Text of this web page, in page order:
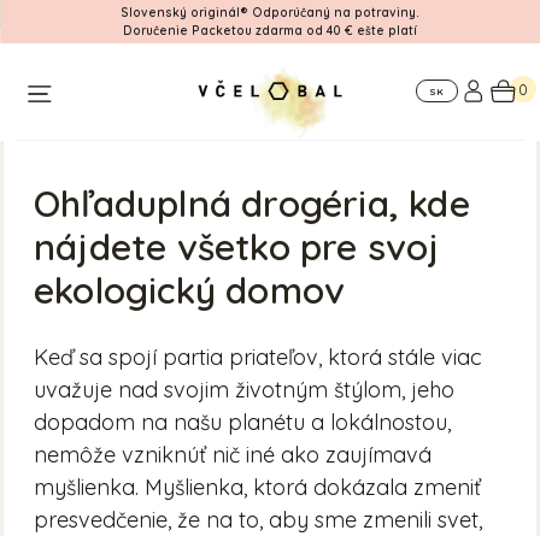
Slovenský originál® Odporúčaný na potraviny.
Doručenie Packetou zdarma od 40 € ešte platí
firmy
nás
SK 0
Ohľaduplná drogéria, kde
nájdete všetko pre svoj
ekologický domov
Keď sa spojí partia priateľov, ktorá stále viac
uvažuje nad svojim životným štýlom, jeho
dopadom na našu planétu a lokálnostou,
nemôže vzniknúť nič iné ako zaujímavá
myšlienka. Myšlienka, ktorá dokázala zmeniť
presvedčenie, že na to, aby sme zmenili svet,